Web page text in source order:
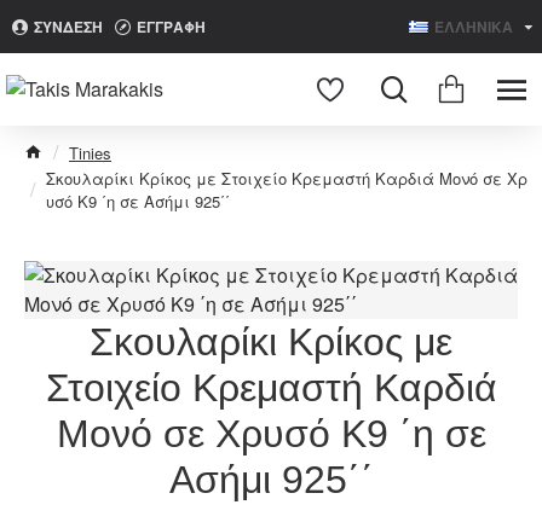
ΣΥΝΔΕΣΗ ΕΓΓΡΑΦΗ ΕΛΛΗΝΙΚΑ
Search
Tinies
Σκουλαρίκι Κρίκος με Στοιχείο Κρεμαστή Καρδιά Μονό σε Χρ
υσό Κ9 ΄η σε Ασήμι 925΄΄
Σκουλαρίκι Κρίκος με
Στοιχείο Κρεμαστή Καρδιά
Μονό σε Χρυσό Κ9 ΄η σε
Ασήμι 925΄΄